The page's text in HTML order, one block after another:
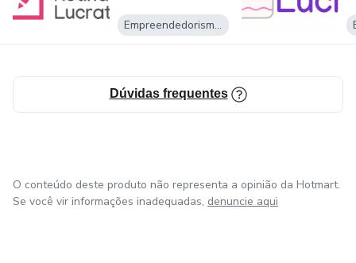
Sua paixão pelo ensino aliada à sua expertise em negócios
online garantem uma experiência enriquecedora para todos
Empreendedorismo Digital
Dúvidas frequentes
O conteúdo deste produto não representa a opinião da Hotmart.
Se você vir informações inadequadas, denuncie aqui